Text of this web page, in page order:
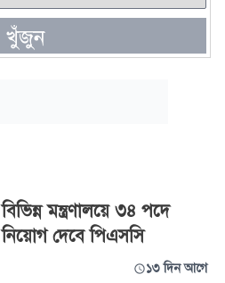
খুঁজুন
বিভিন্ন মন্ত্রণালয়ে ৩৪ পদে
নিয়োগ দেবে পিএসসি
১৩ দিন আগে